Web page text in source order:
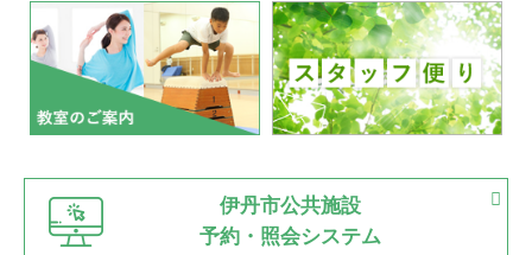
いたっぼーる大会☆彡
緑ケ丘体育館
2022.07.03
市内総合体育大会が開始
緑ケ丘体育館 猪名川運動広場
古池運動広場
2022.06.12
県知事杯争奪バレーボール大会が開催
緑ケ丘体育館
伊丹市公共施設
予約・照会システム